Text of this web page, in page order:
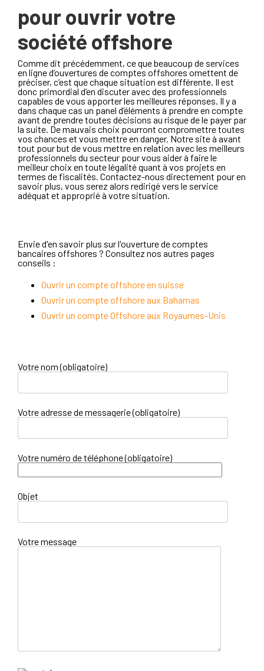
pour ouvrir votre
société offshore
Comme dit précédemment, ce que beaucoup de services
en ligne d’ouvertures de comptes offshores omettent de
préciser, c’est que chaque situation est différente. Il est
donc primordial d’en discuter avec des professionnels
capables de vous apporter les meilleures réponses. Il y a
dans chaque cas un panel d’éléments à prendre en compte
avant de prendre toutes décisions au risque de le payer par
la suite. De mauvais choix pourront compromettre toutes
vos chances et vous mettre en danger. Notre site à avant
tout pour but de vous mettre en relation avec les meilleurs
professionnels du secteur pour vous aider à faire le
meilleur choix en toute légalité quant à vos projets en
termes de fiscalités. Contactez-nous directement pour en
savoir plus, vous serez alors redirigé vers le service
adéquat et approprié à votre situation.
Envie d'en savoir plus sur l'ouverture de comptes
bancaires offshores ? Consultez nos autres pages
conseils :
Ouvrir un compte offshore en suisse
Ouvrir un compte offshore aux Bahamas
Ouvrir un compte Offshore aux Royaumes-Unis
Votre nom (obligatoire)
Votre adresse de messagerie (obligatoire)
Votre numéro de téléphone (obligatoire)
Objet
Votre message